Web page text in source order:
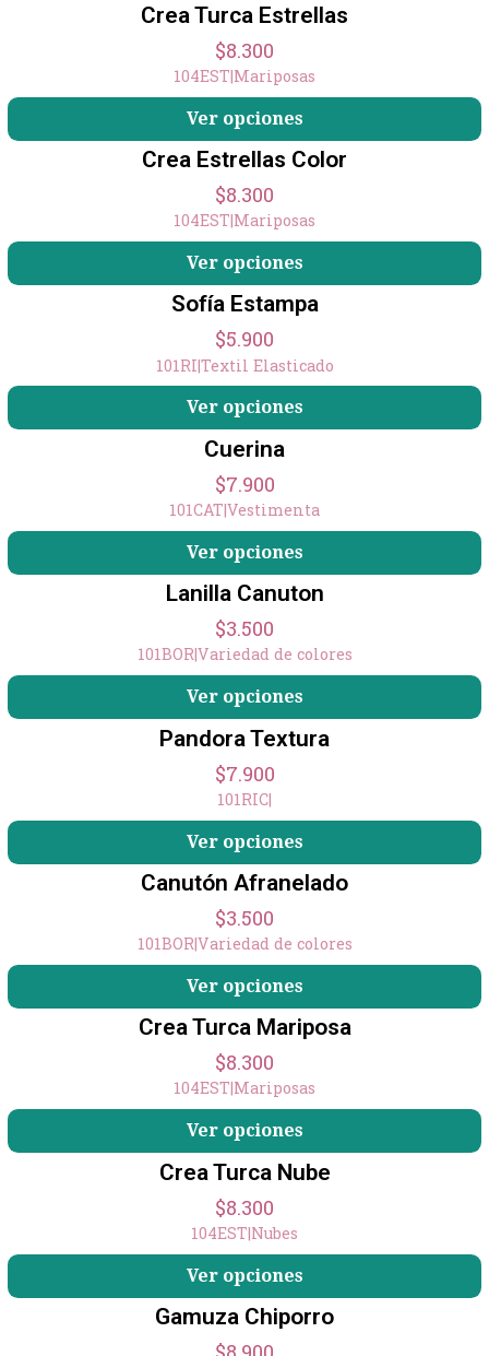
Crea Turca Estrellas
$8.300
104EST|Mariposas
Ver opciones
Crea Estrellas Color
$8.300
104EST|Mariposas
Ver opciones
Sofía Estampa
$5.900
101RI|Textil Elasticado
Ver opciones
Cuerina
$7.900
101CAT|Vestimenta
Ver opciones
Lanilla Canuton
$3.500
101BOR|Variedad de colores
Ver opciones
Pandora Textura
$7.900
101RIC|
Ver opciones
Canutón Afranelado
$3.500
101BOR|Variedad de colores
Ver opciones
Crea Turca Mariposa
$8.300
104EST|Mariposas
Ver opciones
Crea Turca Nube
$8.300
104EST|Nubes
Ver opciones
Gamuza Chiporro